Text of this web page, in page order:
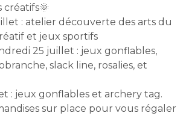
créatifs🌞
: atelier découverte des arts du
et jeux sportifs
25 juillet : jeux gonflables,
slack line, rosalies, et
: jeux gonflables et archery tag.
sur place pour vous régaler